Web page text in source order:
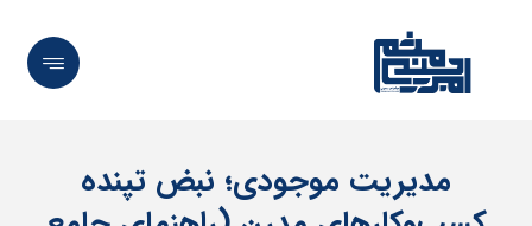
مدیریت موجودی؛ نبض تپنده